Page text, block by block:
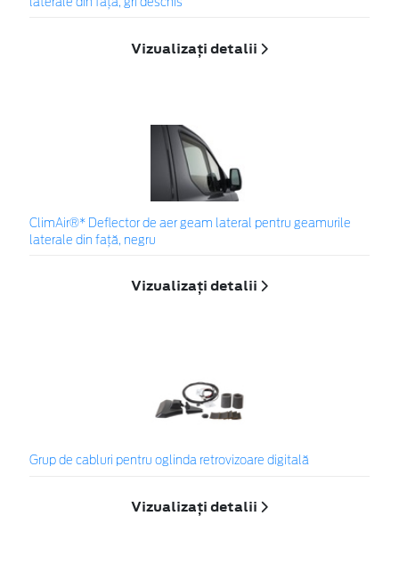
laterale din faţă, gri deschis
Vizualizați detalii
ClimAir®* Deflector de aer geam lateral pentru geamurile
laterale din faţă, negru
Vizualizați detalii
Grup de cabluri pentru oglinda retrovizoare digitală
Vizualizați detalii